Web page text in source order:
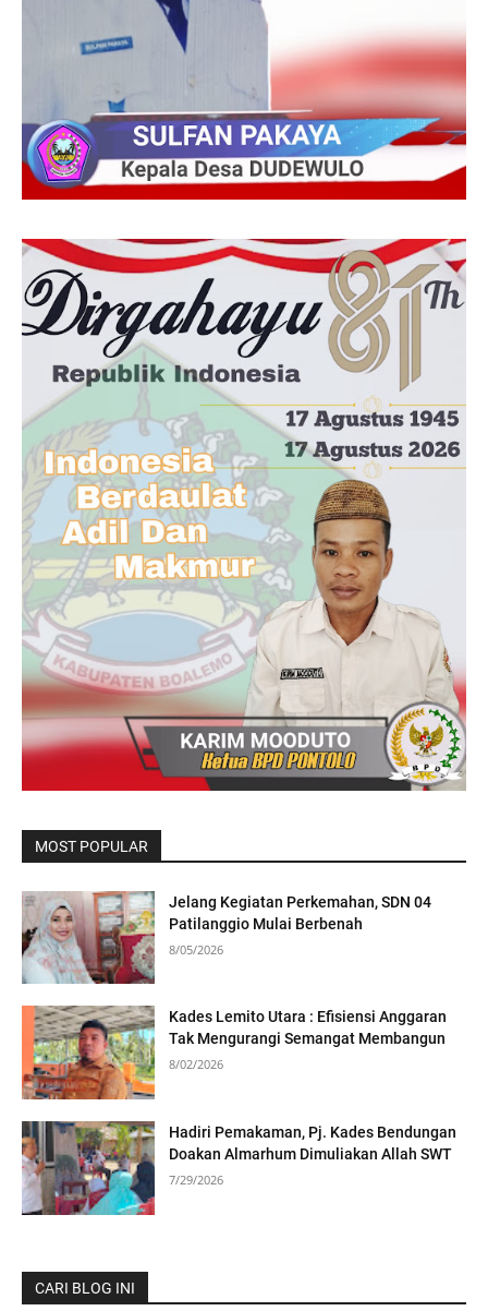
MOST POPULAR
Jelang Kegiatan Perkemahan, SDN 04
Patilanggio Mulai Berbenah
8/05/2026
Kades Lemito Utara : Efisiensi Anggaran
Tak Mengurangi Semangat Membangun
8/02/2026
Hadiri Pemakaman, Pj. Kades Bendungan
Doakan Almarhum Dimuliakan Allah SWT
7/29/2026
CARI BLOG INI